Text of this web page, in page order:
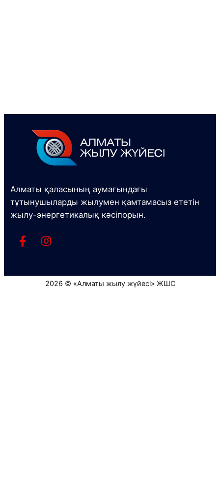
Алматы қаласының аумағындағы
тұтынушыларды жылумен қамтамасыз ететін
жылу-энергетикалық кәсіпорын.
2026 © «Алматы жылу жүйесі» ЖШС